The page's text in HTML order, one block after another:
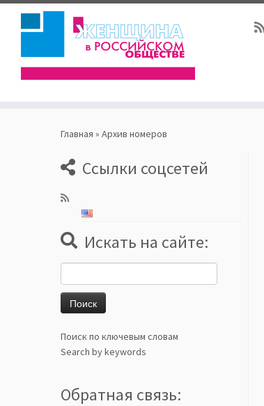
Главная » Архив номеров
Ссылки соцсетей
Искать на сайте:
Поиск по ключевым словам
Search by keywords
Обратная связь: